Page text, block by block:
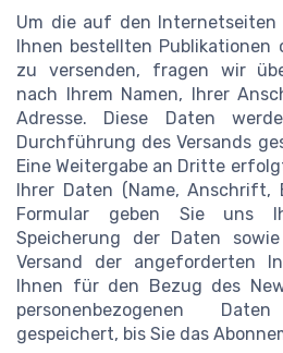
Um die auf den Internetseiten
Ihnen bestellten Publikationen
zu versenden, fragen wir
nach Ihrem Namen, Ihrer
Adresse. Diese Daten
Durchführung des Versands
Eine Weitergabe an Dritte
Ihrer Daten (Name, Anschrift,
Formular geben Sie uns
Speicherung der Daten
Versand der angeforderten
Ihnen für den Bezug des
personenbezogenen
gespeichert, bis Sie das